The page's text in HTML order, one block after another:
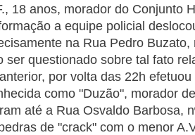
18 anos, morador do Conjunto
a equipe policial
na Rua Pedro Buzato,
ser questionado sobre tal fato
por volta das 22h
como "Duzão", morador
até a Rua Osvaldo Barbosa,
de "crack" com o menor